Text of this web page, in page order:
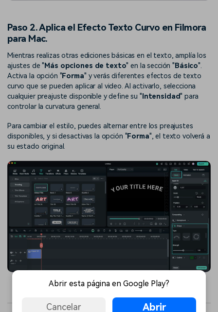
Paso 2. Aplica el Efecto Texto Curvo en Filmora
para Mac.
Mientras realizas otras ediciones básicas en el texto, amplía los
ajustes de " Más opciones de texto" en la sección " Básico".
Activa la opción "Forma" y verás diferentes efectos de texto
curvo que se pueden aplicar al video. Al activarlo, selecciona
cualquier preajuste disponible y define su " Intensidad" para
controlar la curvatura general.
Para cambiar el estilo, puedes alternar entre los preajustes
disponibles, y si desactivas la opción "Forma", el texto volverá a
su estado original.
Abrir esta página en Google Play?
Cancelar Abrir